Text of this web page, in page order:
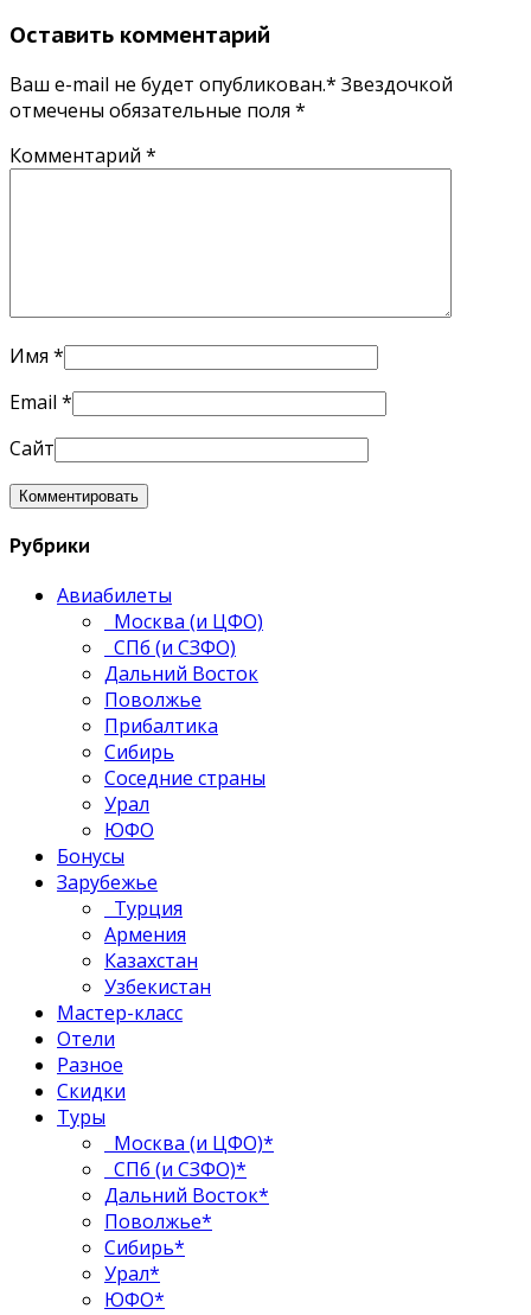
Оставить комментарий
Ваш e-mail не будет опубликован.* Звездочкой
отмечены обязательные поля *
Комментарий *
Имя *
Email *
Сайт
Рубрики
Авиабилеты
Москва (и ЦФО)
СПб (и СЗФО)
Дальний Восток
Поволжье
Прибалтика
Сибирь
Соседние страны
Урал
ЮФО
Бонусы
Зарубежье
Турция
Армения
Казахстан
Узбекистан
Мастер-класс
Отели
Разное
Скидки
Туры
Москва (и ЦФО)*
СПб (и СЗФО)*
Дальний Восток*
Поволжье*
Сибирь*
Урал*
ЮФО*